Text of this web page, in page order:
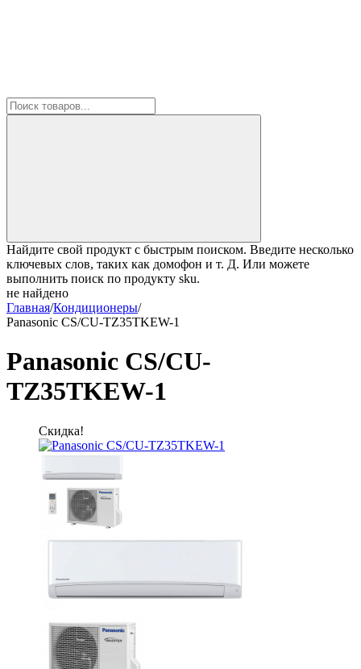
Найдите свой продукт с быстрым поиском. Введите несколько
ключевых слов, таких как домофон и т. Д. Или можете
выполнить поиск по продукту sku.
не найдено
Главная/Кондиционеры/
Panasonic CS/CU-TZ35TKEW-1
Panasonic CS/CU-
TZ35TKEW-1
Скидка!